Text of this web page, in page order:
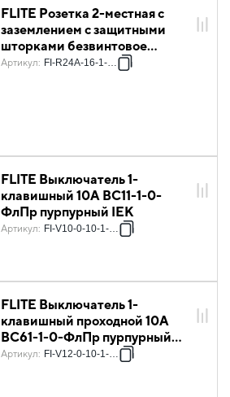
FLITE Розетка 2-местная с
заземлением с защитными
шторками безвинтовое
крепление 16А РСш12-1-А-
Артикул: FI-R24A-16-1-K99
FLITE Выключатель 1-
клавишный 10А ВС11-1-0-
ФлПр пурпурный IEK
Артикул: FI-V10-0-10-1-K99
FLITE Выключатель 1-
клавишный проходной 10А
ВС61-1-0-ФлПр пурпурный
IEK
Артикул: FI-V12-0-10-1-K99